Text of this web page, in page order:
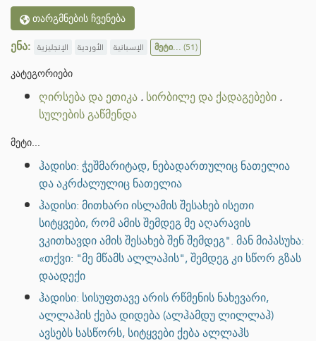
თარგმნების ჩვენება
ენა: الإنجليزية الأوردية الإسبانية მეტი...(51)
კატეგორიები
ღირსება და ეთიკა.სირბილე და ქადაგებები.
სულების გაწმენდა
მეტი...
ჰადისი: ჭეშმარიტად, ნებადართულიც ნათელია
და აკრძალულიც ნათელია
ჰადისი: მითხარი ისლამის შესახებ ისეთი
სიტყვები, რომ ამის შემდეგ მე აღარავის
ვკითხავდი ამის შესახებ შენ შემდეგ". მან მიპასუხა:
«თქვი: "მე მწამს ალლაჰის", შემდეგ კი სწორ გზას
დაადექი
ჰადისი: სისუფთავე არის რწმენის ნახევარი,
ალლაჰის ქება დიდება (ალჰამდუ ლილლაჰ)
ავსებს სასწორს, სიტყვები ქება ალლაჰს